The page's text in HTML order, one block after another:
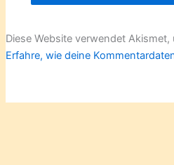
Diese Website verwendet Akismet,
Erfahre, wie deine